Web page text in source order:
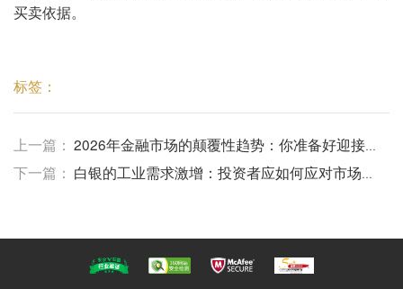
买卖依据。
标签：
上一篇： ​2026年金融市场的颠覆性趋势：你准备好迎接
变革了吗？
下一篇： 白银的工业需求激增：投资者应如何应对市场变